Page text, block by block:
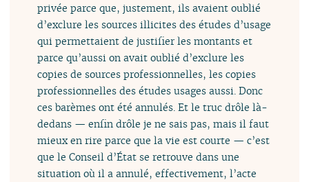
privée parce que, justement, ils avaient oublié
d’exclure les sources illicites des études d’usage
qui permettaient de justifier les montants et
parce qu’aussi on avait oublié d’exclure les
copies de sources professionnelles, les copies
professionnelles des études usages aussi. Donc
ces barèmes ont été annulés. Et le truc drôle là-
dedans — enfin drôle je ne sais pas, mais il faut
mieux en rire parce que la vie est courte — c’est
que le Conseil d’État se retrouve dans une
situation où il a annulé, effectivement, l’acte